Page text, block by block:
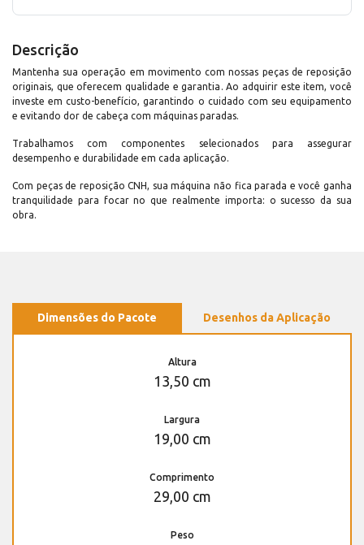
Descrição
Mantenha sua operação em movimento com nossas peças de reposição
originais, que oferecem qualidade e garantia. Ao adquirir este item, você
investe em custo-benefício, garantindo o cuidado com seu equipamento
e evitando dor de cabeça com máquinas paradas.
Trabalhamos com componentes selecionados para assegurar
desempenho e durabilidade em cada aplicação.
Com peças de reposição CNH, sua máquina não fica parada e você ganha
tranquilidade para focar no que realmente importa: o sucesso da sua
obra.
Dimensões do Pacote Desenhos da Aplicação
Altura
13,50 cm
Largura
19,00 cm
Comprimento
29,00 cm
Peso